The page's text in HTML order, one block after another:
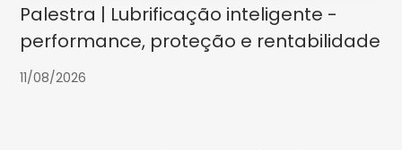
Palestra | Lubrificação inteligente -
performance, proteção e rentabilidade
11/08/2026